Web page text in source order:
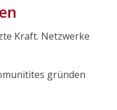
Kraft. Netzwerke
gründen